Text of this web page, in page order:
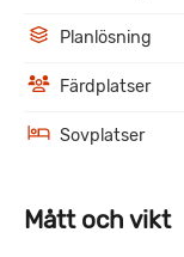
Planlösning
Färdplatser
Sovplatser
Mått och vikt